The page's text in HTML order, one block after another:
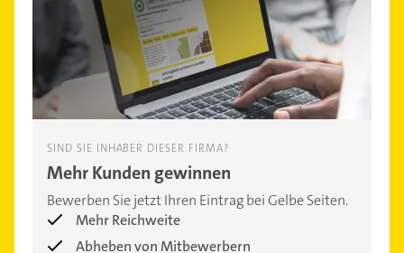
SIND SIE INHABER DIESER FIRMA?
Mehr Kunden gewinnen
Bewerben Sie jetzt Ihren Eintrag bei Gelbe Seiten.
Mehr Reichweite
Abheben von Mitbewerbern